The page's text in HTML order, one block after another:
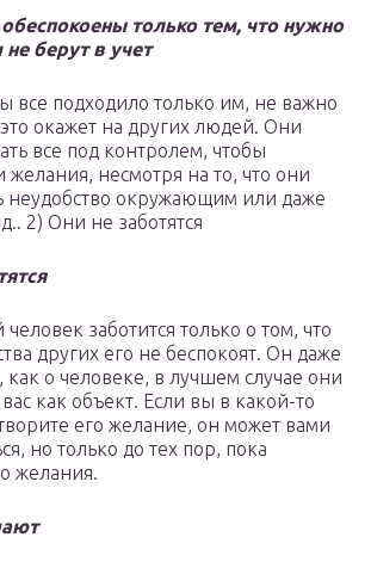
только тем, что нужно
берут в учет
все подходило только им, не важно
окажет на других людей. Они
все под контролем, чтобы
желания, несмотря на то, что они
неудобство окружающим или даже
2) Они не заботятся
заботится только о том, что
других его не беспокоят. Он даже
как о человеке, в лучшем случае они
как объект. Если вы в какой-то
его желание, он может вами
но только до тех пор, пока
желания.